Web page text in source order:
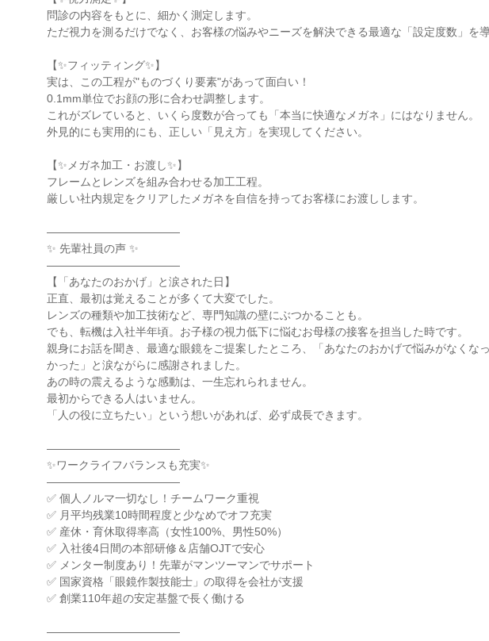
問診の内容をもとに、細かく測定します。
ただ視力を測るだけでなく、お客様の悩みやニーズを解決できる最適な「設定度数」を導
【✨フィッティング✨】
実は、この工程が"ものづくり要素"があって面白い！
0.1mm単位でお顔の形に合わせ調整します。
これがズレていると、いくら度数が合っても「本当に快適なメガネ」にはなりません。
外見的にも実用的にも、正しい「見え方」を実現してください。
【✨メガネ加工・お渡し✨】
フレームとレンズを組み合わせる加工工程。
厳しい社内規定をクリアしたメガネを自信を持ってお客様にお渡しします。
――――――――――――
✨ 先輩社員の声 ✨
――――――――――――
【「あなたのおかげ」と涙された日】
正直、最初は覚えることが多くて大変でした。
レンズの種類や加工技術など、専門知識の壁にぶつかることも。
でも、転機は入社半年頃。お子様の視力低下に悩むお母様の接客を担当した時です。
親身にお話を聞き、最適な眼鏡をご提案したところ、「あなたのおかげで悩みがなくな
かった」と涙ながらに感謝されました。
あの時の震えるような感動は、一生忘れられません。
最初からできる人はいません。
「人の役に立ちたい」という想いがあれば、必ず成長できます。
――――――――――――
✨ワークライフバランスも充実✨
――――――――――――
✅ 個人ノルマ一切なし！チームワーク重視
✅ 月平均残業10時間程度と少なめでオフ充実
✅ 産休・育休取得率高（女性100%、男性50%）
✅ 入社後4日間の本部研修＆店舗OJTで安心
✅ メンター制度あり！先輩がマンツーマンでサポート
✅ 国家資格「眼鏡作製技能士」の取得を会社が支援
✅ 創業110年超の安定基盤で長く働ける
――――――――――――